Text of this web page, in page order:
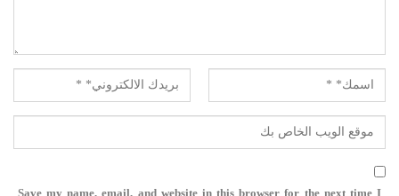
Save my name, email, and website in this browser for the next time I